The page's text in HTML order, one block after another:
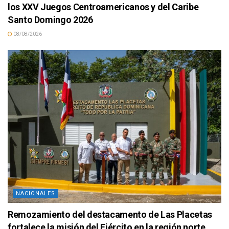
los XXV Juegos Centroamericanos y del Caribe
Santo Domingo 2026
08/08/2026
NACIONALES
Remozamiento del destacamento de Las Placetas